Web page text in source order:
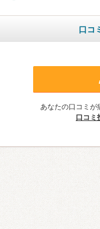
口コ
あなたの口コミが
口コミ